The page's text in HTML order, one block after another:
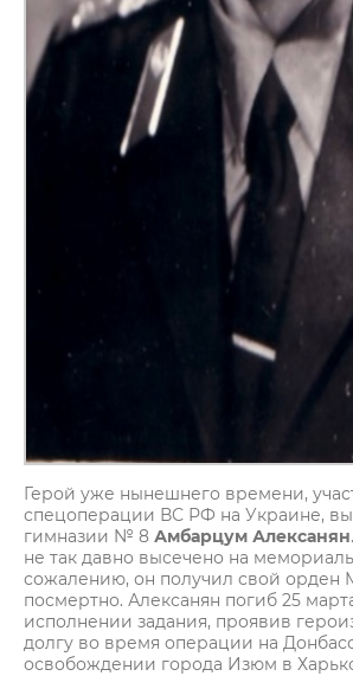
Герой уже нынешнего времени,
спецоперации ВС РФ на Украине,
гимназии № 8 Амбарцум Алексанян
не так давно высечено на
сожалению, он получил свой орден
посмертно. Алексанян погиб 25
исполнении задания, проявив
долгу во время операции на
освобождении города Изюм в